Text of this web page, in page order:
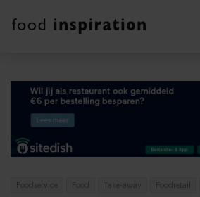
Foodservice Food Take-away Foodretail